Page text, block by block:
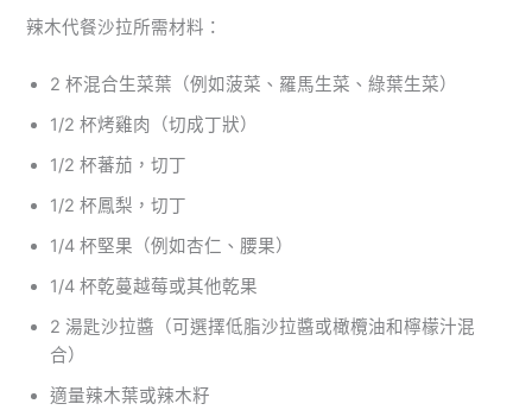
辣木代餐沙拉所需材料：
2 杯混合生菜葉（例如菠菜、羅馬生菜、綠葉生菜）
1/2 杯烤雞肉（切成丁狀）
1/2 杯蕃茄，切丁
1/2 杯鳳梨，切丁
1/4 杯堅果（例如杏仁、腰果）
1/4 杯乾蔓越莓或其他乾果
2 湯匙沙拉醬（可選擇低脂沙拉醬或橄欖油和檸檬汁混
合）
適量辣木葉或辣木籽